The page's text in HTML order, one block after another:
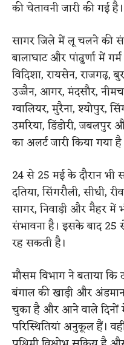
की चेतावनी जारी की गई है।
सागर जिले में लू चलने की
बालाघाट और पांढुर्णा में
विदिशा, रायसेन, राजगढ़,
उज्जैन, आगर, मंदसौर,
ग्वालियर, मुरैना, श्योपुर,
उमरिया, डिंडोरी,
का अलर्ट जारी किया गया
24 से 25 मई के दौरान भी
दतिया, सिंगरौली, सीधी,
सागर, निवाड़ी और मैहर में
संभावना है। इसके बाद 25
रह सकती है।
मौसम विभाग ने बताया कि
बंगाल की खाड़ी और
चुका है और आने वाले
परिस्थितियां अनुकूल हैं।